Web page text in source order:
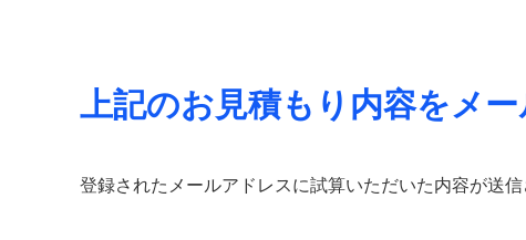
上記のお見積もり内容をメ
登録されたメールアドレスに試算いただいた内容が送信